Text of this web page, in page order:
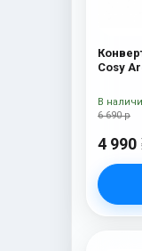
Cosy
6 690 р
4 990
В